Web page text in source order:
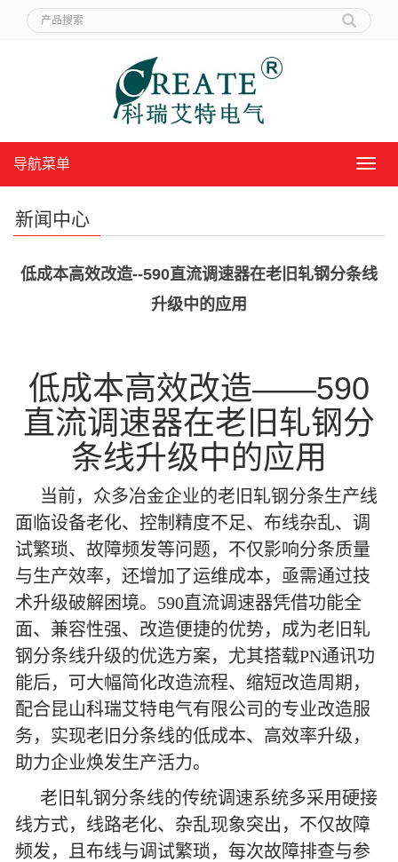
导
导航菜单
新闻中心
低成本高效改造--590直流调速器在老旧轧钢分条线
升级中的应用
低成本高效改造——590
直流调速器在老旧轧钢分
条线升级中的应用
当前，众多冶金企业的老旧轧钢分条生产线
面临设备老化、控制精度不足、布线杂乱、调
试繁琐、故障频发等问题，不仅影响分条质量
与生产效率，还增加了运维成本，亟需通过技
术升级破解困境。590直流调速器凭借功能全
面、兼容性强、改造便捷的优势，成为老旧轧
钢分条线升级的优选方案，尤其搭载PN通讯功
能后，可大幅简化改造流程、缩短改造周期，
配合昆山科瑞艾特电气有限公司的专业改造服
务，实现老旧分条线的低成本、高效率升级，
助力企业焕发生产活力。
老旧轧钢分条线的传统调速系统多采用硬接
线方式，线路老化、杂乱现象突出，不仅故障
频发，且布线与调试繁琐，每次故障排查与参